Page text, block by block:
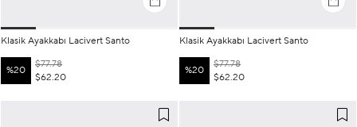
Klasik Ayakkabı Lacivert Santo
%20
$62.20
$77.78
Klasik Ayakkabı Lacivert Santo
%20
$62.20
$77.78